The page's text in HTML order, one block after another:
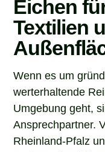
Eichen
Textilien
Wenn es um
werterhaltende
Umgebung geht,
Ansprechpartner.
Rheinland-Pfalz